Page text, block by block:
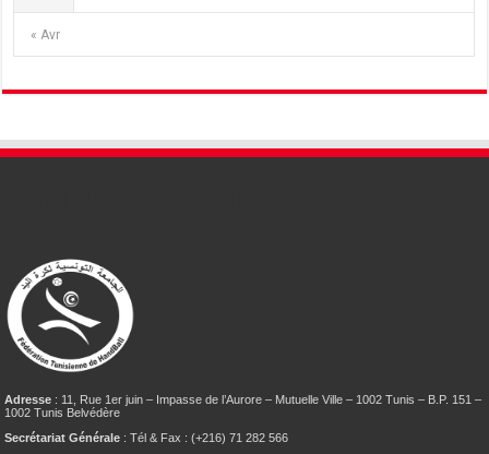
« Avr
Adresse : 11, Rue 1er juin – Impasse de l’Aurore – Mutuelle Ville – 1002 Tunis – B.P. 151 –
1002 Tunis Belvédère
Secrétariat Générale : Tél & Fax : (+216) 71 282 566